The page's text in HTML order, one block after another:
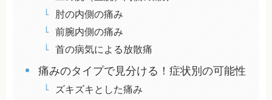
肘の内側の痛み
前腕内側の痛み
首の病気による放散痛
痛みのタイプで見分ける！症状別の可能性
ズキズキとした痛み